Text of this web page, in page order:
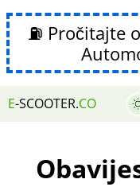
⛽ Pročitajte o
E-SCOOTER.CO